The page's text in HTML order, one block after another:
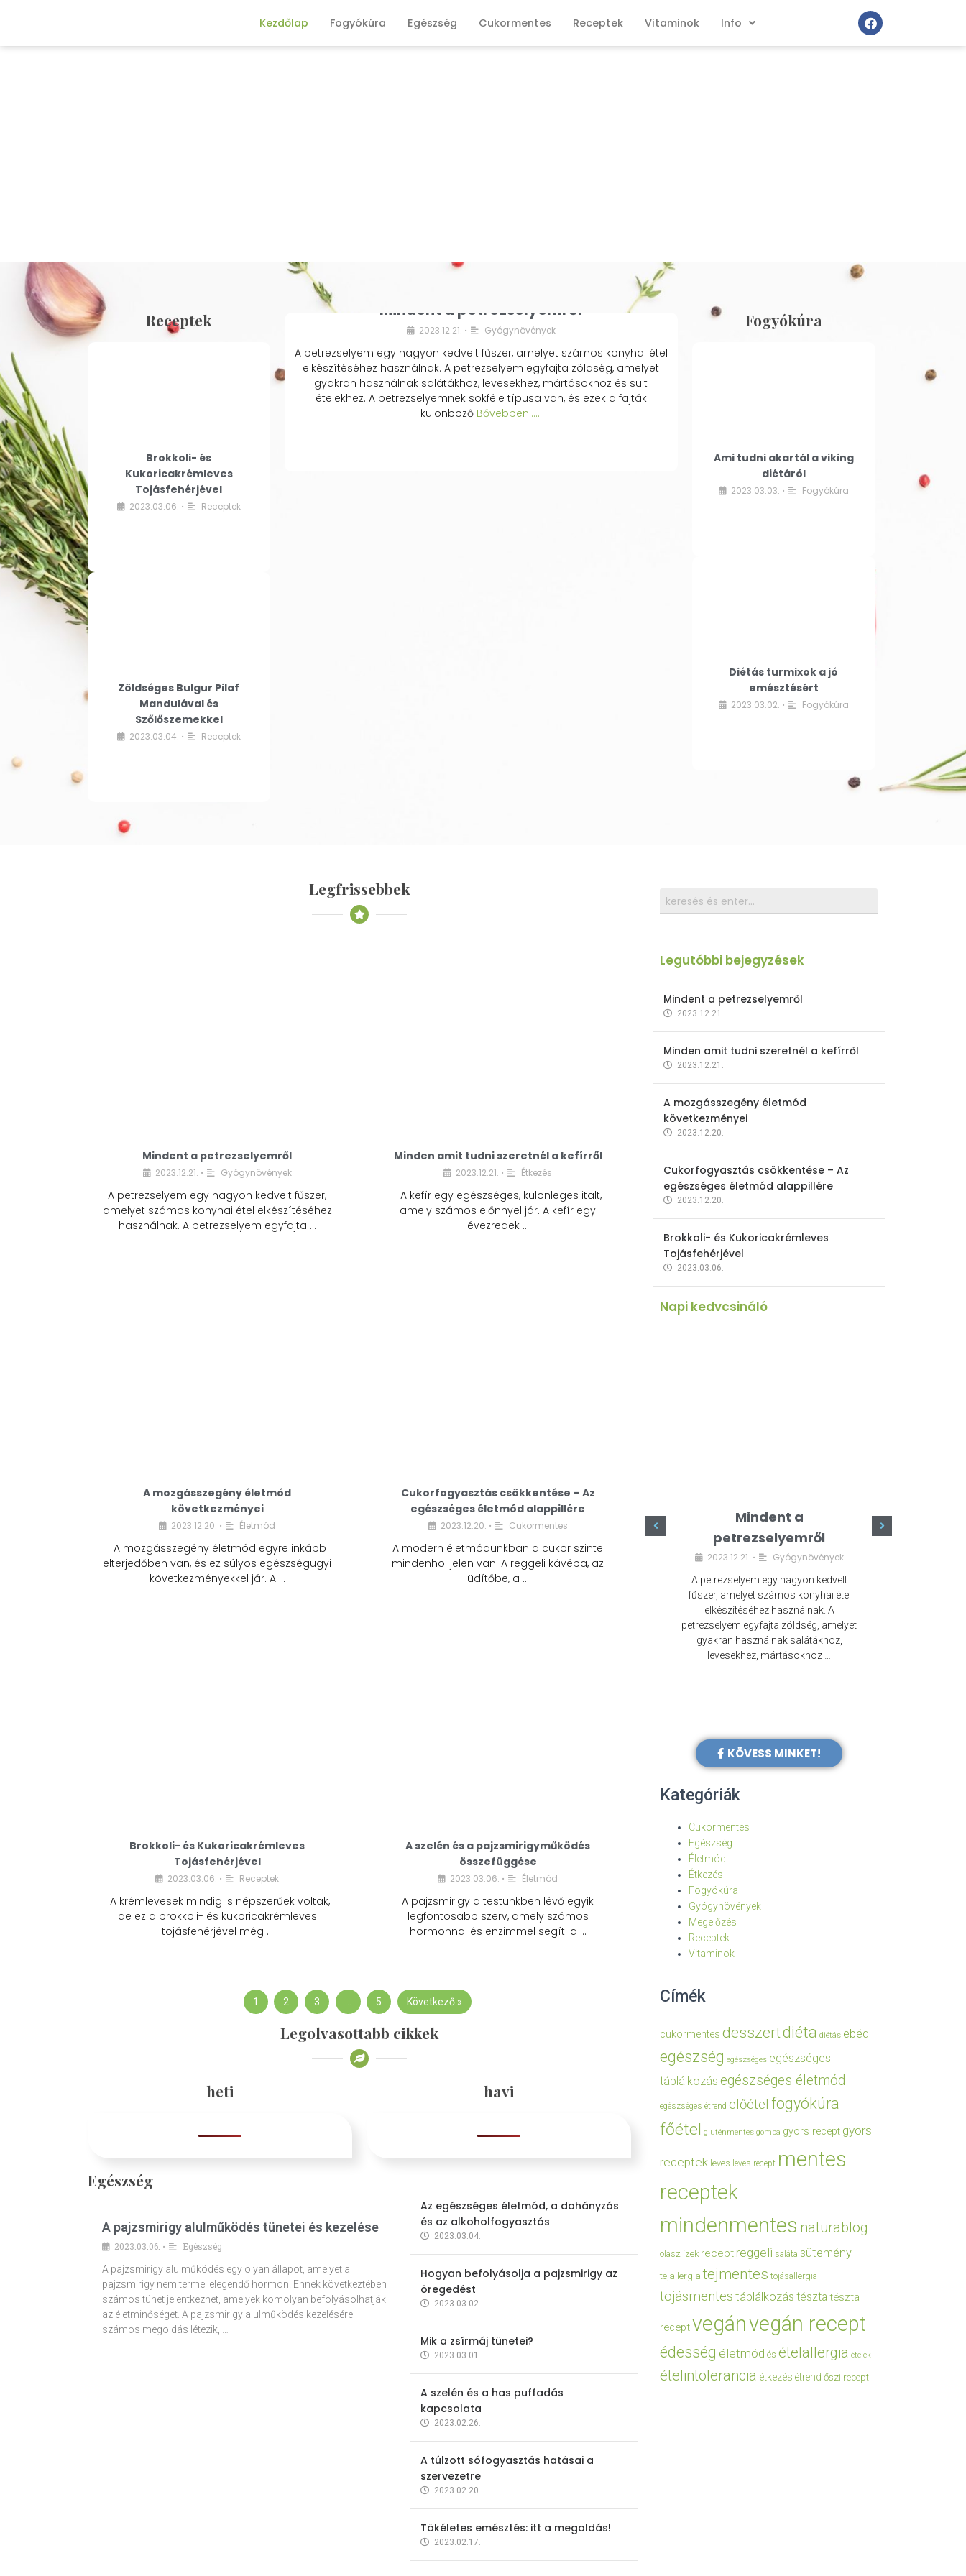
Kezdőlap Fogyókúra Egészség Cukormentes Receptek Vitaminok Info
Receptek
Brokkoli- és
Kukoricakrémleves
Tojásfehérjével
2023.03.06. • Receptek
Zöldséges Bulgur Pilaf
Mandulával és
Szőlőszemekkel
2023.03.04. • Receptek
Mindent a petrezselyemről
2023.12.21. • Gyógynövények
A petrezselyem egy nagyon kedvelt fűszer, amelyet számos konyhai étel
elkészítéséhez használnak. A petrezselyem egyfajta zöldség, amelyet
gyakran használnak salátákhoz, levesekhez, mártásokhoz és sült
ételekhez. A petrezselyemnek sokféle típusa van, és ezek a fajták
különbözőBővebben...…
Fogyókúra
Ami tudni akartál a viking
diétáról
2023.03.03. • Fogyókúra
Diétás turmixok a jó
emésztésért
2023.03.02. • Fogyókúra
Legfrissebbek
Mindent a petrezselyemről
2023.12.21. • Gyógynövények
A petrezselyem egy nagyon kedvelt fűszer,
amelyet számos konyhai étel elkészítéséhez
használnak. A petrezselyem egyfajta …
Minden amit tudni szeretnél a kefírről
2023.12.21. • Étkezés
A kefír egy egészséges, különleges italt,
amely számos előnnyel jár. A kefír egy
évezredek …
A mozgásszegény életmód
következményei
2023.12.20. • Életmód
A mozgásszegény életmód egyre inkább
elterjedőben van, és ez súlyos egészségügyi
következményekkel jár. A …
Cukorfogyasztás csökkentése – Az
egészséges életmód alappillére
2023.12.20. • Cukormentes
A modern életmódunkban a cukor szinte
mindenhol jelen van. A reggeli kávéba, az
üdítőbe, a …
Brokkoli- és Kukoricakrémleves
Tojásfehérjével
2023.03.06. • Receptek
A krémlevesek mindig is népszerűek voltak,
de ez a brokkoli- és kukoricakrémleves
tojásfehérjével még …
A szelén és a pajzsmirigyműködés
összefüggése
2023.03.06. • Életmód
A pajzsmirigy a testünkben lévő egyik
legfontosabb szerv, amely számos
hormonnal és enzimmel segíti a …
1 2 3 5 Következő »
Legolvasottabb cikkek
heti havi
Egészség
A pajzsmirigy alulműködés tünetei és kezelése
2023.03.06. •
Egészség
A pajzsmirigy alulműködés egy olyan állapot, amelyet a
pajzsmirigy nem termel elegendő hormon. Ennek következtében
számos tünet jelentkezhet, amelyek komolyan befolyásolhatják
az életminőséget. A pajzsmirigy alulműködés kezelésére
számos megoldás létezik, …
Az egészséges életmód, a dohányzás
és az alkoholfogyasztás
2023.03.04.
Hogyan befolyásolja a pajzsmirigy az
öregedést
2023.03.02.
Mik a zsírmáj tünetei?
2023.03.01.
A szelén és a has puffadás
kapcsolata
2023.02.26.
A túlzott sófogyasztás hatásai a
szervezetre
2023.02.20.
Tökéletes emésztés: itt a megoldás!
2023.02.17.
Legutóbbi bejegyzések
Mindent a petrezselyemről
2023.12.21.
Minden amit tudni szeretnél a kefírről
2023.12.21.
A mozgásszegény életmód
következményei
2023.12.20.
Cukorfogyasztás csökkentése – Az
egészséges életmód alappillére
2023.12.20.
Brokkoli- és Kukoricakrémleves
Tojásfehérjével
2023.03.06.
Napi kedvcsináló
Cukorfogyasztás
egészséges életmód
alappillére
Mindent a
petrezselyemről
2023.12.21. • Gyógynövények
A petrezselyem egy nagyon kedvelt
fűszer, amelyet számos konyhai étel
elkészítéséhez használnak. A
petrezselyem egyfajta zöldség, amelyet
gyakran használnak salátákhoz,
levesekhez, mártásokhoz …
KÖVESS MINKET!
Kategóriák
Cukormentes
Egészség
Életmód
Étkezés
Fogyókúra
Gyógynövények
Megelőzés
Receptek
Vitaminok
Címék
cukormentes desszertdiéta diétás ebéd
egészség egészséges egészséges
táplálkozás egészséges életmód
egészséges étrend előétel fogyókúra
főétel gluténmentes gomba gyors recept gyors
receptek leves leves recept mentes
receptek
mindenmentes naturablog
olasz ízek recept reggeli saláta sütemény
tejallergia tejmentes tojásallergia
tojásmentes táplálkozás tészta tészta
receptvegánvegán recept
édesség életmód és ételallergia ételek
ételintolerancia étkezés étrend őszi recept